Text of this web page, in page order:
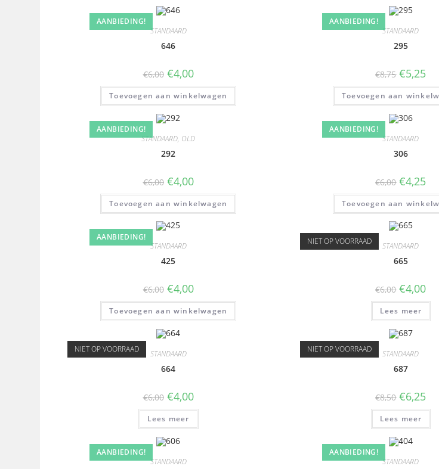
AANBIEDING!
STANDAARD
646
€6,00 €4,00
Toevoegen aan winkelwagen
AANBIEDING!
STANDAARD
295
€8,75 €5,25
Toevoegen aan
AANBIEDING!
STANDAARD, OLD
292
€6,00 €4,00
Toevoegen aan winkelwagen
AANBIEDING!
STANDAARD
306
€6,00 €4,25
Toevoegen aan
AANBIEDING!
STANDAARD
425
€6,00 €4,00
Toevoegen aan winkelwagen
NIET OP VOORRAAD STANDAARD
665
€6,00 €4,00
Lees meer
NIET OP VOORRAAD STANDAARD
664
€6,00 €4,00
Lees meer
NIET OP VOORRAAD STANDAARD
687
€8,50 €6,25
Lees meer
AANBIEDING!
STANDAARD
AANBIEDING!
STANDAARD